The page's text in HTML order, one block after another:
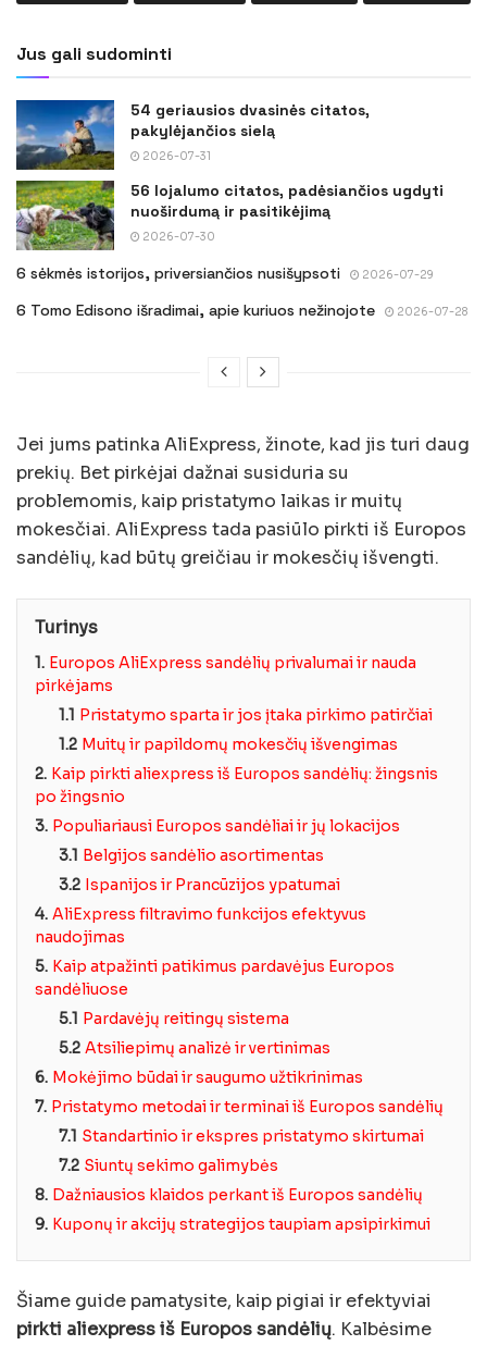
Jus gali sudominti
54 geriausios dvasinės citatos,
pakylėjančios sielą
2026-07-31
56 lojalumo citatos, padėsiančios ugdyti
nuoširdumą ir pasitikėjimą
2026-07-30
6 sėkmės istorijos, priversiančios nusišypsoti 2026-07-29
6 Tomo Edisono išradimai, apie kuriuos nežinojote 2026-07-28
Jei jums patinka AliExpress, žinote, kad jis turi daug
prekių. Bet pirkėjai dažnai susiduria su
problemomis, kaip pristatymo laikas ir muitų
mokesčiai. AliExpress tada pasiūlo pirkti iš Europos
sandėlių, kad būtų greičiau ir mokesčių išvengti.
Turinys
1. Europos AliExpress sandėlių privalumai ir nauda
pirkėjams
1.1 Pristatymo sparta ir jos įtaka pirkimo patirčiai
1.2 Muitų ir papildomų mokesčių išvengimas
2. Kaip pirkti aliexpress iš Europos sandėlių: žingsnis
po žingsnio
3. Populiariausi Europos sandėliai ir jų lokacijos
3.1 Belgijos sandėlio asortimentas
3.2 Ispanijos ir Prancūzijos ypatumai
4. AliExpress filtravimo funkcijos efektyvus
naudojimas
5. Kaip atpažinti patikimus pardavėjus Europos
sandėliuose
5.1 Pardavėjų reitingų sistema
5.2 Atsiliepimų analizė ir vertinimas
6. Mokėjimo būdai ir saugumo užtikrinimas
7. Pristatymo metodai ir terminai iš Europos sandėlių
7.1 Standartinio ir ekspres pristatymo skirtumai
7.2 Siuntų sekimo galimybės
8. Dažniausios klaidos perkant iš Europos sandėlių
9. Kuponų ir akcijų strategijos taupiam apsipirkimui
Šiame guide pamatysite, kaip pigiai ir efektyviai
pirkti aliexpress iš Europos sandėlių. Kalbėsime